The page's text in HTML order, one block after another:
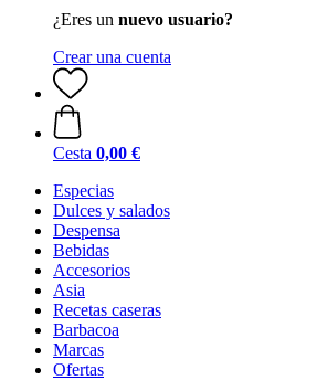
¿Eres un nuevo usuario?
Crear una cuenta
Cesta 0,00 €
Especias
Dulces y salados
Despensa
Bebidas
Accesorios
Asia
Recetas caseras
Barbacoa
Marcas
Ofertas